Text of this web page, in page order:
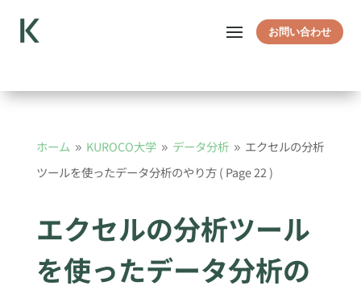
お問い合わせ
ホーム 9 KUROCO大学 9 データ分析 9 エクセルの分析
ツールを使ったデータ分析のやり方( Page 22 )
エクセルの分析ツール
を使ったデータ分析の